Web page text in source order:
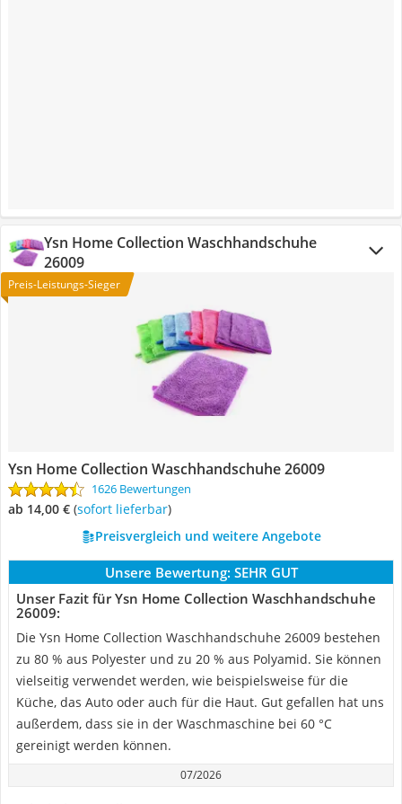
Ysn Home Collection Waschhandschuhe
26009
Preis-Leistungs-Sieger
Ysn Home Collection Waschhandschuhe 26009
1626 Bewertungen
ab 14,00 € ( Sofort lieferbar)
Preisvergleich und weitere Angebote
Unsere Bewertung: SEHR GUT
Unser Fazit für Ysn Home Collection Waschhandschuhe
26009:
Die Ysn Home Collection Waschhandschuhe 26009 bestehen
zu 80 % aus Polyester und zu 20 % aus Polyamid. Sie können
vielseitig verwendet werden, wie beispielsweise für die
Küche, das Auto oder auch für die Haut. Gut gefallen hat uns
außerdem, dass sie in der Waschmaschine bei 60 °C
gereinigt werden können.
07/2026